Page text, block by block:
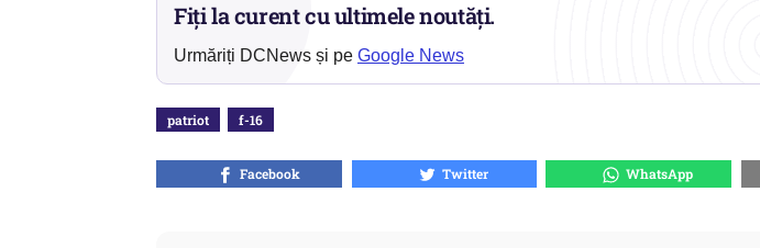
Fiți la curent cu ultimele noutăți.
Urmăriți DCNews și pe Google News
patriot f-16
Facebook Twitter WhatsApp